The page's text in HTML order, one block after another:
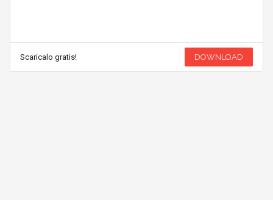
Scaricalo gratis! DOWNLOAD